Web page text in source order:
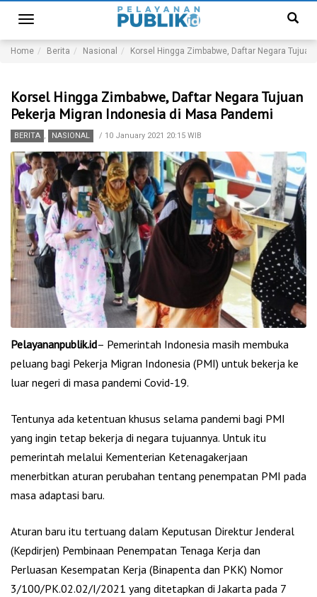
Toggle
navigation
Home Berita Nasional Korsel Hingga Zimbabwe, Daftar Negara
Korsel Hingga Zimbabwe, Daftar Negara Tujuan
Pekerja Migran Indonesia di Masa Pandemi
BERITA , NASIONAL / 10 January 2021 20:15 WIB
Pelayananpublik.id– Pemerintah Indonesia masih membuka
peluang bagi Pekerja Migran Indonesia (PMI) untuk bekerja ke
luar negeri di masa pandemi Covid-19.
Tentunya ada ketentuan khusus selama pandemi bagi PMI
yang ingin tetap bekerja di negara tujuannya. Untuk itu
pemerintah melalui Kementerian Ketenagakerjaan
menerbitkan aturan perubahan tentang penempatan PMI pada
masa adaptasi baru.
Aturan baru itu tertuang dalam Keputusan Direktur Jenderal
(Kepdirjen) Pembinaan Penempatan Tenaga Kerja dan
Perluasan Kesempatan Kerja (Binapenta dan PKK) Nomor
3/100/PK.02.02/I/2021 yang ditetapkan di Jakarta pada 7